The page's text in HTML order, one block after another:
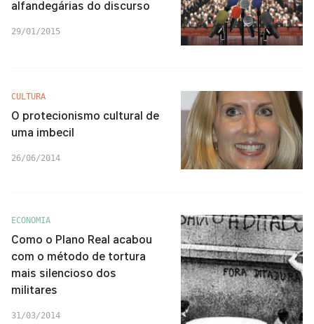
alfandegárias do discurso
29/01/2015
CULTURA
O protecionismo cultural de
uma imbecil
26/06/2014
ECONOMIA
Como o Plano Real acabou
com o método de tortura
mais silencioso dos
militares
31/03/2014